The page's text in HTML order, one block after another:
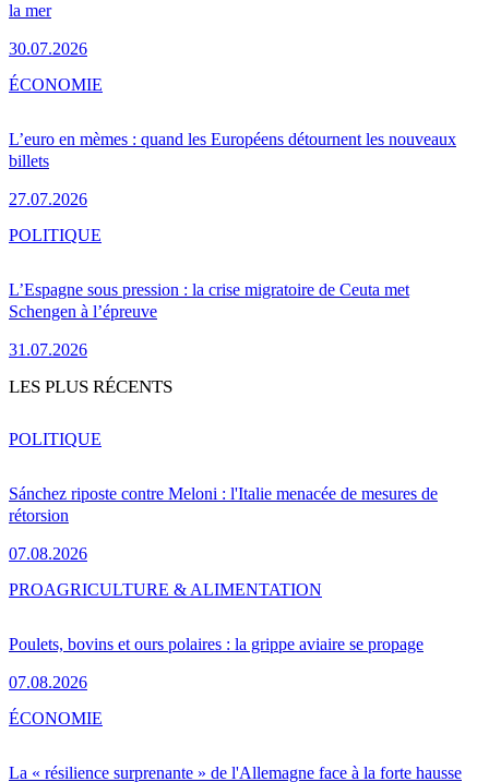
la mer
30.07.2026
L’euro en mèmes : quand les Européens détournent les nouveaux
billets
27.07.2026
ÉCONOMIE
L’Espagne sous pression : la crise migratoire de Ceuta met
Schengen à l’épreuve
31.07.2026
POLITIQUE
LES PLUS RÉCENTS
Sánchez riposte contre Meloni : l'Italie menacée de mesures de
rétorsion
07.08.2026
POLITIQUE
Poulets, bovins et ours polaires : la grippe aviaire se propage
07.08.2026
PROAGRICULTURE & ALIMENTATION
La « résilience surprenante » de l'Allemagne face à la forte hausse
ÉCONOMIE